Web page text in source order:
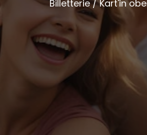
Billetterie / Kart'in